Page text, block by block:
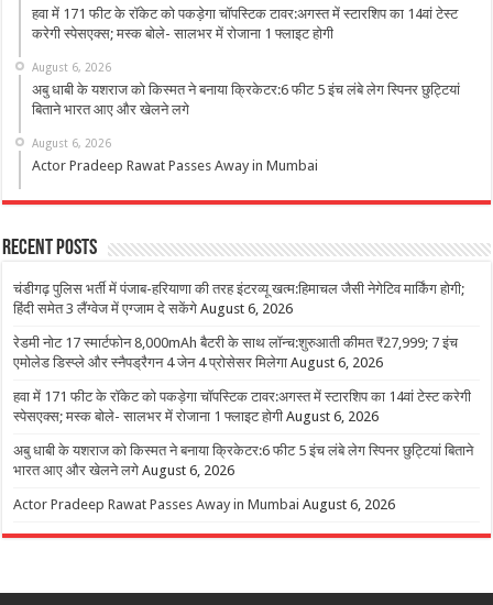
हवा में 171 फीट के रॉकेट को पकड़ेगा चॉपस्टिक टावर:अगस्त में स्टारशिप का 14वां टेस्ट
करेगी स्पेसएक्स; मस्क बोले- सालभर में रोजाना 1 फ्लाइट होगी
August 6, 2026
अबु धाबी के यशराज को किस्मत ने बनाया क्रिकेटर:6 फीट 5 इंच लंबे लेग स्पिनर छुट्टियां
बिताने भारत आए और खेलने लगे
August 6, 2026
Actor Pradeep Rawat Passes Away in Mumbai
Recent Posts
चंडीगढ़ पुलिस भर्ती में पंजाब-हरियाणा की तरह इंटरव्यू खत्म:हिमाचल जैसी नेगेटिव मार्किंग होगी;
हिंदी समेत 3 लैंग्वेज में एग्जाम दे सकेंगे August 6, 2026
रेडमी नोट 17 स्मार्टफोन 8,000mAh बैटरी के साथ लॉन्च:शुरुआती कीमत ₹27,999; 7 इंच
एमोलेड डिस्प्ले और स्नैपड्रैगन 4 जेन 4 प्रोसेसर मिलेगा August 6, 2026
हवा में 171 फीट के रॉकेट को पकड़ेगा चॉपस्टिक टावर:अगस्त में स्टारशिप का 14वां टेस्ट करेगी
स्पेसएक्स; मस्क बोले- सालभर में रोजाना 1 फ्लाइट होगी August 6, 2026
अबु धाबी के यशराज को किस्मत ने बनाया क्रिकेटर:6 फीट 5 इंच लंबे लेग स्पिनर छुट्टियां बिताने
भारत आए और खेलने लगे August 6, 2026
Actor Pradeep Rawat Passes Away in Mumbai August 6, 2026